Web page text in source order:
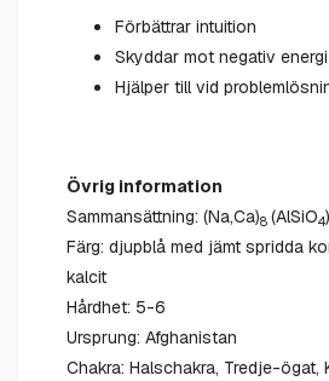
Förbättrar intuition
Skyddar mot negativ energi
Hjälper till vid
Övrig information
Sammansättning: (Na,Ca)8 (AlSiO4)
Färg: djupblå med jämt spridda
kalcit
Hårdhet: 5-6
Ursprung: Afghanistan
Chakra: Halschakra, Tredje-ögat,